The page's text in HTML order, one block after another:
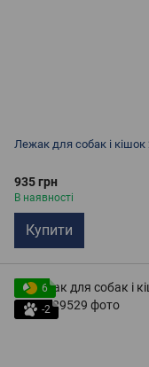
Лежак для собак і кішок
935 грн
В наявності
Купити
6
-2